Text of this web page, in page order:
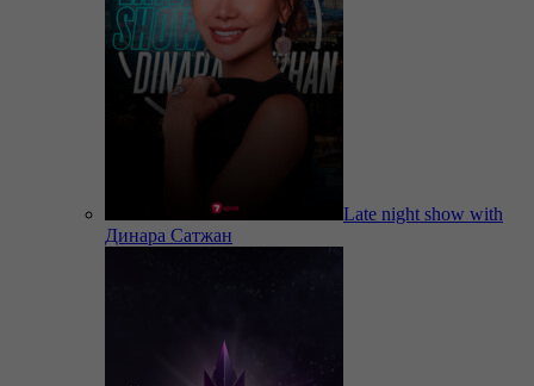
Late night show with
Динара Сатжан